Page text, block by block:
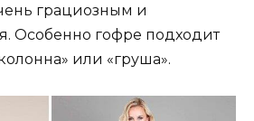
грациозным и
Особенно гофре подходит
или «груша».